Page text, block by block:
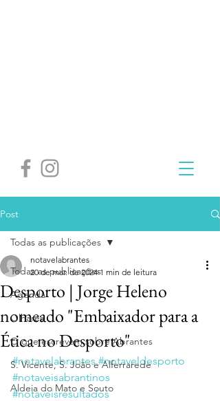
Post
Todas as publicações
Agenda
Olhares
O que escrevem sobre Abrantes
S. Vicente, S. João e Alferrarede
Aldeia do Mato e Souto
Todas as publicações
Desporto | Jorge Heleno
nomeado "Embaixador para a
Ética no Desporto"
notavelabrantes
20 de mar. de 2024 1 min de leitura
#notavelabrantes #notaveldesporto
#notaveisabrantinos
#notaveisresultados